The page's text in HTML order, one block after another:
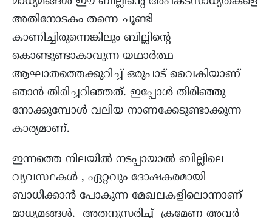
അതിനോടകം തന്നെ ചൂണ്ടി
കാണിച്ചിരുന്നെങ്കിലും ബില്ലിന്‍റെ
കൊണ്ടുണ്ടാകാവുന്ന യഥാര്‍ത്ഥ
ആഘാതത്തെക്കുറിച്ച് ഒരുപാട് വൈകിയാണ്
ഞാൻ തിരിച്ചറിഞ്ഞത്. ഇപ്പോള്‍ തിരിഞ്ഞു
നോക്കുമ്പോള്‍ വലിയ നാണക്കേടുണ്ടാക്കുന്ന
കാര്യമാണ്.
ഇന്നത്തെ നിലയില്‍ നടപ്പായാല്‍ ബില്ലിലെ
വ്യവസ്ഥകൾ , ഏറ്റവും ദോഷകരമായി
ബാധിക്കാൻ പോകുന്ന മേഖലകളിലൊന്നാണ്
മാധ്യമങ്ങള്‍. അതനുസരിച്ച് ക്രമേണ അവര്‍